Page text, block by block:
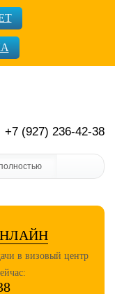
+7 (927) 236-42-38
в визовый центр